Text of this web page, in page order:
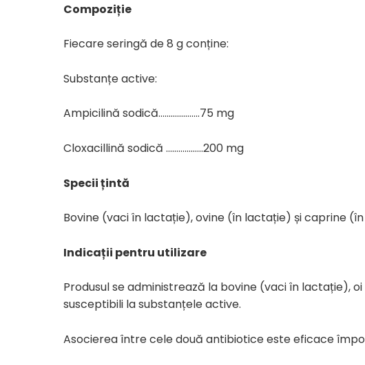
Compoziție
Fiecare seringă de 8 g conține:
Substanțe active:
Ampicilină sodică………………..75 mg
Cloxacillină sodică ………………200 mg
Specii țintă
Bovine (vaci în lactație), ovine (în lactație) și caprine
Indicații pentru utilizare
Produsul se administrează la bovine (vaci în
susceptibili la substanțele active.
Asocierea între cele două antibiotice este eficace